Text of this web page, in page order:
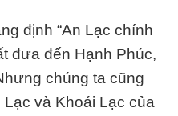
định “An Lạc chính
đưa đến Hạnh Phúc,
chúng ta cũng
và Khoái Lạc của